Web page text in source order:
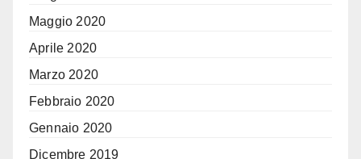
Maggio 2020
Aprile 2020
Marzo 2020
Febbraio 2020
Gennaio 2020
Dicembre 2019